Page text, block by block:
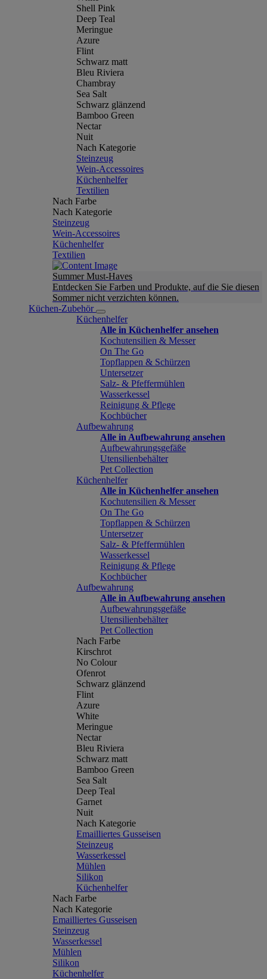
Shell Pink
Deep Teal
Meringue
Azure
Flint
Schwarz matt
Bleu Riviera
Chambray
Sea Salt
Schwarz glänzend
Bamboo Green
Nectar
Nuit
Nach Kategorie
Steinzeug
Wein-Accessoires
Küchenhelfer
Textilien
Nach Farbe
Nach Kategorie
Steinzeug
Wein-Accessoires
Küchenhelfer
Textilien
Summer Must-Haves
Entdecken Sie Farben und Produkte, auf die Sie diesen
Sommer nicht verzichten können.
Küchen-Zubehör
Küchenhelfer
Alle in Küchenhelfer ansehen
Kochutensilien & Messer
On The Go
Topflappen & Schürzen
Untersetzer
Salz- & Pfeffermühlen
Wasserkessel
Reinigung & Pflege
Kochbücher
Aufbewahrung
Alle in Aufbewahrung ansehen
Aufbewahrungsgefäße
Utensilienbehälter
Pet Collection
Küchenhelfer
Alle in Küchenhelfer ansehen
Kochutensilien & Messer
On The Go
Topflappen & Schürzen
Untersetzer
Salz- & Pfeffermühlen
Wasserkessel
Reinigung & Pflege
Kochbücher
Aufbewahrung
Alle in Aufbewahrung ansehen
Aufbewahrungsgefäße
Utensilienbehälter
Pet Collection
Nach Farbe
Kirschrot
No Colour
Ofenrot
Schwarz glänzend
Flint
Azure
White
Meringue
Nectar
Bleu Riviera
Schwarz matt
Bamboo Green
Sea Salt
Deep Teal
Garnet
Nuit
Nach Kategorie
Emailliertes Gusseisen
Steinzeug
Wasserkessel
Mühlen
Silikon
Küchenhelfer
Nach Farbe
Nach Kategorie
Emailliertes Gusseisen
Steinzeug
Wasserkessel
Mühlen
Silikon
Küchenhelfer